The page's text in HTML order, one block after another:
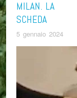
MILAN. LA
SCHEDA
5 gennaio 2024